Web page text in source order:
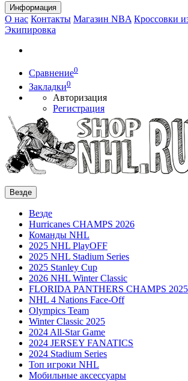
Информация
О нас Контакты Магазин NBA Кроссовки
Экипировка
Сравнение0
Закладки0
Авторизация
Регистрация
Везде
Везде
Hurricanes CHAMPS 2026
Команды NHL
2025 NHL PlayOFF
2025 NHL Stadium Series
2025 Stanley Cup
2026 NHL Winter Classic
FLORIDA PANTHERS CHAMPS 2025
NHL 4 Nations Face-Off
Olympics Team
Winter Classic 2025
2024 All-Star Game
2024 JERSEY FANATICS
2024 Stadium Series
Топ игроки NHL
Мобильные аксессуары